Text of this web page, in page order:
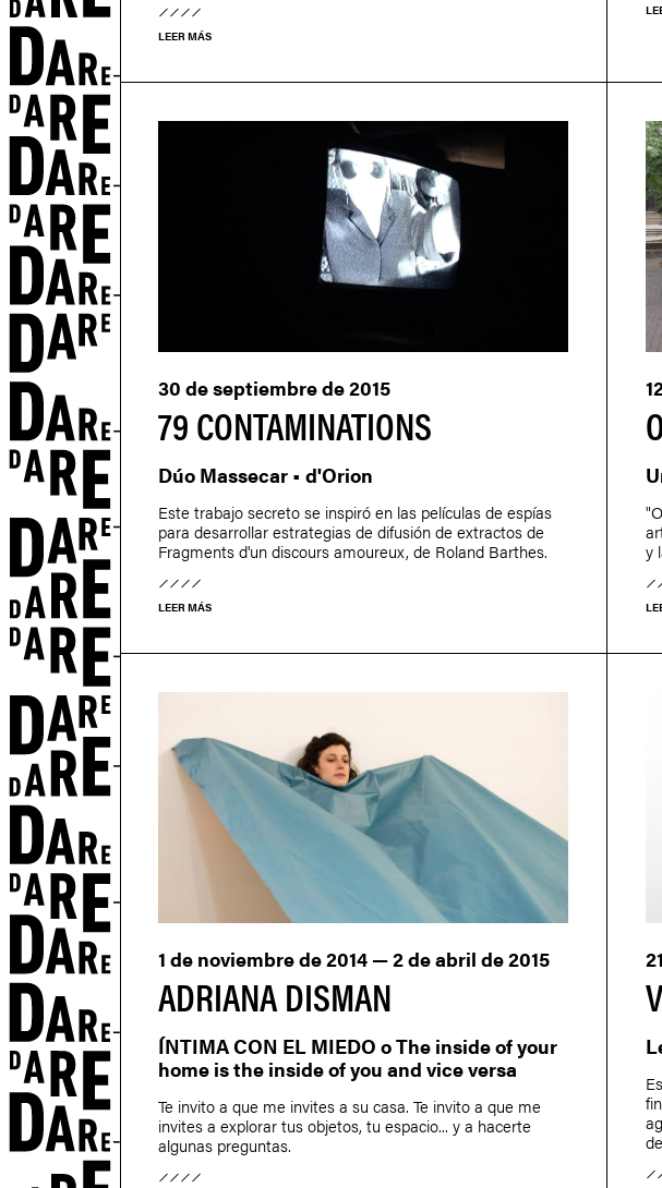
LEER MÁS
79 CONTAMINATIONS
30 de septiembre de 2015
Dúo Massecar • d'Orion
Este trabajo secreto se inspiró en las películas de espías
para desarrollar estrategias de difusión de extractos de
Fragments d'un discours amoureux, de Roland Barthes.
LEER MÁS
y
ADRIANA DISMAN
1 de noviembre de 2014 — 2 de abril de 2015
ÍNTIMA CON EL MIEDO o The inside of your
home is the inside of you and vice versa
Te invito a que me invites a su casa. Te invito a que me
invites a explorar tus objetos, tu espacio... y a hacerte
algunas preguntas.